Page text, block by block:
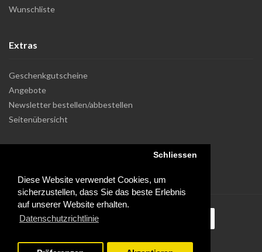
Diese Website verwendet Cookies, um
sicherzustellen, dass Sie das beste Erlebnis
auf unserer Website erhalten.
Datenschutzrichtlinie
Schliessen
Wunschliste
Extras
Geschenkgutscheine
Angebote
Newsletter bestellen/abbestellen
Seitenübersicht